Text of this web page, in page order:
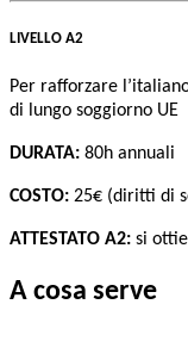
LIVELLO A2
Per rafforzare
di lungo soggiorno UE
DURATA: 80h annuali
COSTO: 25€ (diritti di
ATTESTATO A2: si
A cosa serve